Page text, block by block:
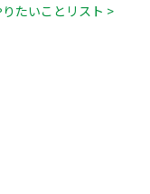
たいことリスト >